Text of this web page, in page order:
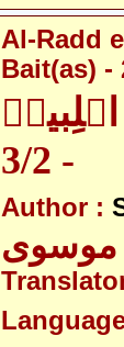
Al-Radd
Bait(as) -
- 3/2
Author :
موسوی